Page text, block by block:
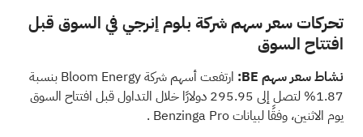
تحركات سعر سهم شركة بلوم إنرجي في السوق قبل
افتتاح السوق
نشاط سعر سهم BE:
ارتفعت أسهم شركة Bloom Energy بنسبة
1.87% لتصل إلى 295.95 دولارًا خلال التداول قبل افتتاح السوق
يوم الاثنين، وفقًا لبيانات Benzinga Pro
.